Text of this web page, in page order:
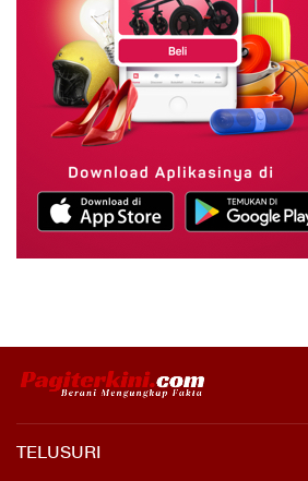
TELUSURI